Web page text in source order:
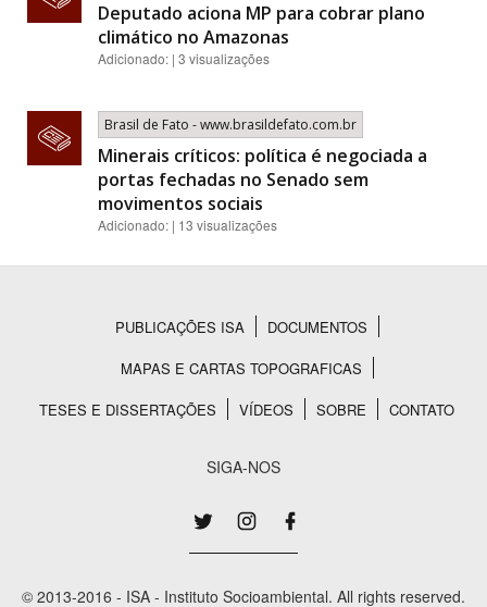
Deputado aciona MP para cobrar plano
climático no Amazonas
Adicionado: | 3 visualizações
Brasil de Fato - www.brasildefato.com.br
Minerais críticos: política é negociada a
portas fechadas no Senado sem
movimentos sociais
Adicionado: | 13 visualizações
Rodapé
PUBLICAÇÕES ISA
DOCUMENTOS
MAPAS E CARTAS TOPOGRAFICAS
TESES E DISSERTAÇÕES
VÍDEOS SOBRE CONTATO
SIGA-NOS
© 2013-2016 - ISA - Instituto Socioambiental. All rights reserved.